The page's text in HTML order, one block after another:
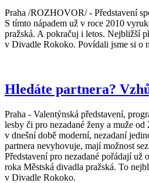
Praha /ROZHOVOR/ - Představení
S tímto nápadem už v roce 2010
pražská. A pokračuj i letos. Nejbližší
v Divadle Rokoko. Povídali jsme si o
Hledáte partnera?
Praha - Valentýnská představení,
lesby či pro nezadané ženy a muže
v dnešní době moderní, nezadaní
partnera nevyhovuje, mají možnost
Představení pro nezadané pořádají
roka Městská divadla pražská. To
v Divadle Rokoko.